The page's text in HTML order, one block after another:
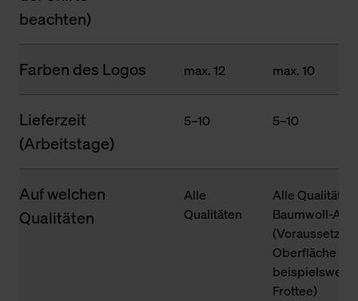
beachten)
Farben des Logos max. 12 max. 10
Lieferzeit
(Arbeitstage)
5–10 5–10
Auf welchen
Qualitäten
Alle
Qualitäten
Alle
Baumwoll-
Oberfläche
Frottee)